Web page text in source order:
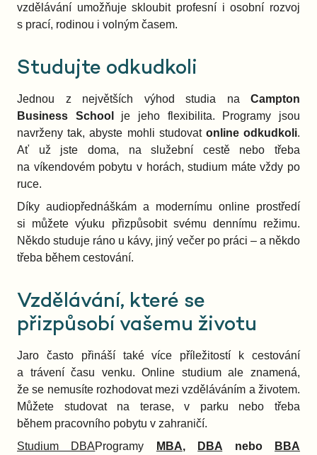
vzdělávání umožňuje skloubit profesní i osobní rozvoj
s prací, rodinou i volným časem.
Studujte odkudkoli
Jednou z největších výhod studia na Campton
Business School
je jeho flexibilita. Programy jsou
navrženy tak, abyste mohli studovat online odkudkoli.
Ať už jste doma, na služební cestě nebo třeba
na víkendovém pobytu v horách, studium máte vždy po
ruce.
Díky audiopřednáškám a modernímu online prostředí
si můžete výuku přizpůsobit svému dennímu režimu.
Někdo studuje ráno u kávy, jiný večer po práci – a někdo
třeba během cestování.
Vzdělávání, které se
přizpůsobí vašemu životu
Jaro často přináší také více příležitostí k cestování
a trávení času venku. Online studium ale znamená,
že se nemusíte rozhodovat mezi vzděláváním a životem.
Můžete studovat na terase, v parku nebo třeba
během pracovního pobytu v zahraničí.
Studium DBAProgramy MBA, DBA nebo BBA